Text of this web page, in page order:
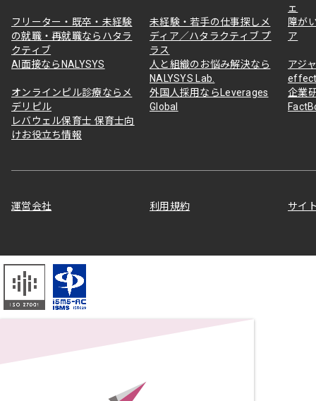
ェ
フリーター・既卒・未経験
の就職・再就職ならハタラ
クティブ
未経験・若手の仕事探しメ
ディア／ハタラクティブ プ
ラス
障が
ア
AI面接ならNALYSYS
人と組織のお悩み解決なら
NALYSYS Lab.
アジ
オンラインピル診療ならメ
デリピル
外国人採用ならLeverages
Global
企業
レバウェル保育士 保育士向
けお役立ち情報
運営会社 利用規約 サイ